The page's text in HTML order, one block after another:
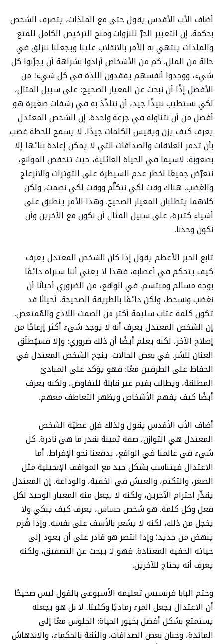
أضاف الأب الأقدس يقول حتى مع الملذات، يتصرف الشخص
بحكمة. إن التعبير الحرّ للنزوات ومنح الترخيص الكامل للمتع
والملذات ينتهي به الأمر بالانقلاب علينا ويجعلنا ننزلق في
حالة من الملل. كم من الأشخاص أرادوا بشراهة أن يجرِّبوا كل
شيء، ووجدوا أنفسهم يفقدون اللذة في كل شيء! من
الأفضل إذًا أن نبحث عن المعيار الصحيح: على سبيل المثال،
لكي نستطيب نبيذًا جيد، أن نتلذّذ به في رشفات صغيرة هو
أفضل من أن نتناوله في جرعة واحدة. إن الشخص المعتدل
يعرف كيف يزن ويقيس الكلمات جيدًا. لا يسمح للحظة غضب
بأن تدمر العلاقات والصداقات التي لا يمكن إعادة بنائها إلا
بصعوبة. لاسيما في الحياة العائلية، حيث تنخفض الموانع،
نتعرّض جميعًا لخطر عدم السيطرة على التوترات والانزعاج
والغضب. هناك وقت لكي نتكلّم ووقت لكي نصمت، ولكن
كلاهما يتطلبان المعيار الصحيح. وهذا الأمر ينطبق على
أشياء كثيرة، على سبيل المثال أن نكون مع الآخرين وأن
نكون وحدنا.
تابع الحبر الأعظم يقول إذا كان الشخص المعتدل يعرف
كيف يتحكم في أعصابه، فهذا لا يعني أننا سنراه دائمًا
بوجه مسالم ومبتسم. في الواقع، من الضروري أحيانًا أن
نغضب ونسخط، ولكن دائمًا بالطريقة الصحيحة. أحيانًا قد
تكون كلمة عتاب سليمة أكثر من الصمت اللاذع والمُمتعض.
إن الشخص المعتدل يعرف أنه لا يوجد شيء أكثر إزعاجًا من
إصلاح الآخر، لكنه يعلم أيضًا أن ذلك ضروري: وإلا فسيُطلَق
العنان للشر. في بعض الحالات، ينجح الشخص المعتدل في
الحفاظ على الطرفين معًا: فهو يؤكد على المبادئ
المطلقة، ويطالب بقيم غير قابلة للتفاوض، ولكنه يعرف
أيضًا كيف يفهم الأشخاص ويظهر التعاطف معهم.
أضاف الأب الأقدس يقول ولذلك فإن عطيّة الشخص
المعتدل هي التوازن، صفة ثمينة بقدر ما هي نادرة. كل
شيء في عالمنا في الواقع، يدفعنا نحو الإفراط. أما
الاعتدال فيتناسب بشكل جيد مع المواقف الإنجيلية مثل
الصغر، والتكتم، والعيش في الخفية، والوداعة. إن المعتدل
يقدِّر احترام الآخرين، ولكنه لا يجعل منه المعيار الوحيد لكل
فعل وكل كلمة. هو شخص حساس، يعرف كيف يبكي ولا
يخجل من ذلك، لكنه لا يشعر بالأسف على نفسه. وإذا هُزم
ينهض من جديد؛ وإذا انتصر هو قادر على أن يعود إلى
حياته الخفية المعتادة. فهو لا يبحث عن التصفيق، ولكنه
يعرف أنه يحتاج للآخرين.
وختم البابا فرنسيس تعليمه الأسبوعي بالقول ليس صحيحًا
أن الاعتدال يجعل المرء رماديًا وكئيبًا. لا بل هو يجعله
يستمتع بشكل أفضل بخيور الحياة: الجلوس معًا إلى
المائدة، وحنان بعض الصداقات، والثقة بالحكماء، والاندهاش